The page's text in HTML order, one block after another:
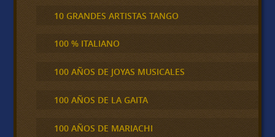
10 GRANDES ARTISTAS TANGO
100 % ITALIANO
100 AÑOS DE JOYAS MUSICALES
100 AÑOS DE LA GAITA
100 AÑOS DE MARIACHI